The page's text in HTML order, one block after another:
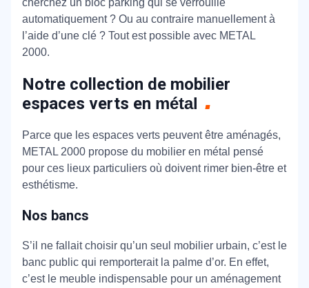
cherchez un bloc parking qui se verrouille
automatiquement ? Ou au contraire manuellement à
l’aide d’une clé ? Tout est possible avec METAL
2000.
Notre collection de mobilier
espaces verts en métal
Parce que les espaces verts peuvent être aménagés,
METAL 2000 propose du mobilier en métal pensé
pour ces lieux particuliers où doivent rimer bien-être et
esthétisme.
Nos bancs
S’il ne fallait choisir qu’un seul mobilier urbain, c’est le
banc public qui remporterait la palme d’or. En effet,
c’est le meuble indispensable pour un aménagement